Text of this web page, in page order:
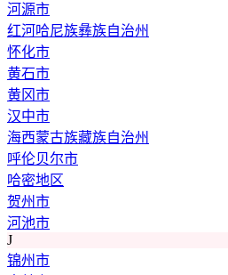
河源市
红河哈尼族彝族自治州
怀化市
黄石市
黄冈市
汉中市
海西蒙古族藏族自治州
呼伦贝尔市
哈密地区
贺州市
河池市
J
锦州市